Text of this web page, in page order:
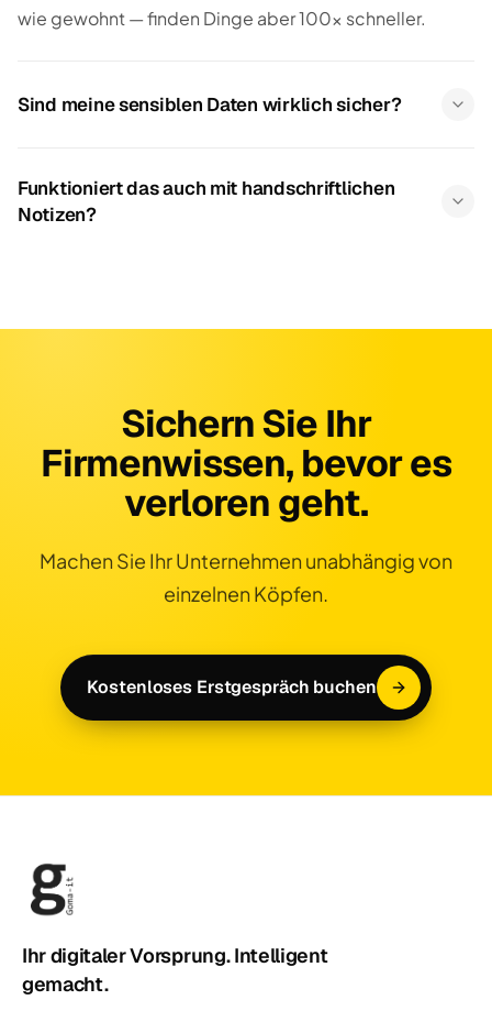
wie gewohnt — finden Dinge aber 100× schneller.
Sind meine sensiblen Daten wirklich sicher?
Funktioniert das auch mit handschriftlichen
Notizen?
Sichern Sie Ihr
Firmenwissen, bevor es
verloren geht.
Machen Sie Ihr Unternehmen unabhängig von
einzelnen Köpfen.
Kostenloses Erstgespräch buchen
Ihr digitaler Vorsprung. Intelligent
gemacht.